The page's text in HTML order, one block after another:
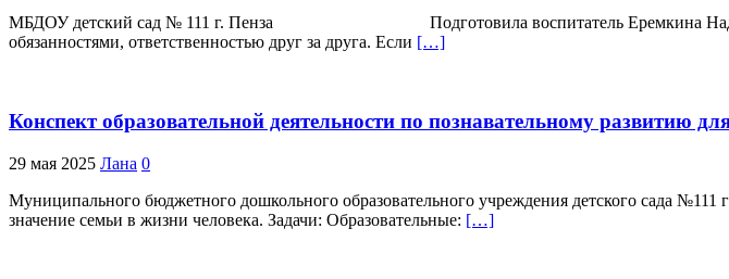
МБДОУ детский сад № 111 г. Пенза Подготовила воспитатель Еремкина Надежда
обязанностями, ответственностью друг за друга. Если […]
Конспект образовательной деятельности по познавательному развитию
29 мая 2025 Лана 0
Муниципального бюджетного дошкольного образовательного учреждения детского сада
значение семьи в жизни человека. Задачи: Образовательные: […]